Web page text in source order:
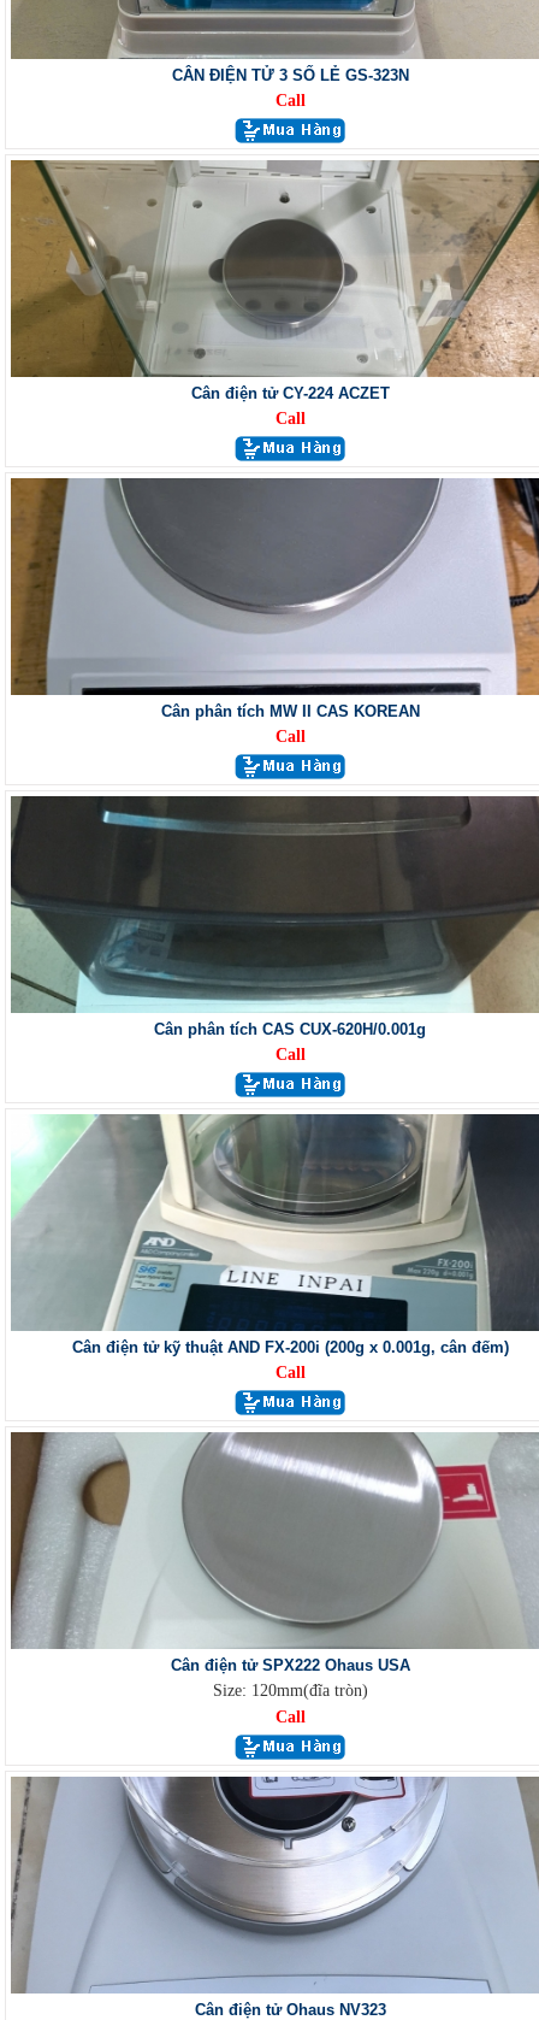
CÂN ĐIỆN TỬ 3 SỐ LẺ GS-323N
Call
Cân điện tử CY-224 ACZET
Call
Cân phân tích MW II CAS KOREAN
Call
Cân phân tích CAS CUX-620H/0.001g
Call
Cân điện tử kỹ thuật AND FX-200i (200g x 0.001g, cân đếm)
Call
Cân điện tử SPX222 Ohaus USA
Size: 120mm(đĩa tròn)
Call
Cân điện tử Ohaus NV323